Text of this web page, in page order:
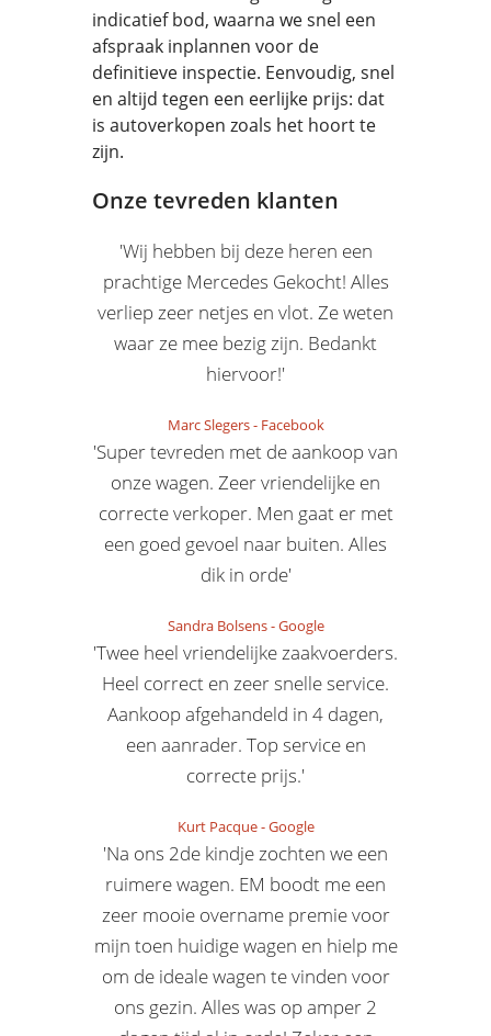
indicatief bod, waarna we snel een
afspraak inplannen voor de
definitieve inspectie. Eenvoudig, snel
en altijd tegen een eerlijke prijs: dat
is autoverkopen zoals het hoort te
zijn.
Onze tevreden klanten
'Wij hebben bij deze heren een
prachtige Mercedes Gekocht! Alles
verliep zeer netjes en vlot. Ze weten
waar ze mee bezig zijn. Bedankt
hiervoor!'
Marc Slegers- Facebook
'Super tevreden met de aankoop van
onze wagen. Zeer vriendelijke en
correcte verkoper. Men gaat er met
een goed gevoel naar buiten. Alles
dik in orde'
Sandra Bolsens-Google
'Twee heel vriendelijke zaakvoerders.
Heel correct en zeer snelle service.
Aankoop afgehandeld in 4 dagen,
een aanrader. Top service en
correcte prijs.'
Kurt Pacque-Google
'Na ons 2de kindje zochten we een
ruimere wagen. EM boodt me een
zeer mooie overname premie voor
mijn toen huidige wagen en hielp me
om de ideale wagen te vinden voor
ons gezin. Alles was op amper 2